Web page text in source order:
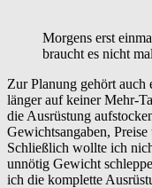
Morgens erst
braucht es nicht
Zur Planung gehört auch
länger auf keiner Mehr-
die Ausrüstung
Gewichtsangaben,
Schließlich wollte ich
unnötig Gewicht
ich die komplette